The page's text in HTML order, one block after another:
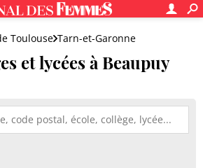
Toulouse Tarn-et-Garonne
et lycées à Beaupuy